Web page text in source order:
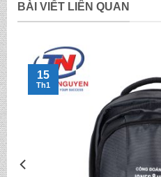
BÀI VIẾT LIÊN QUAN
15
Th1